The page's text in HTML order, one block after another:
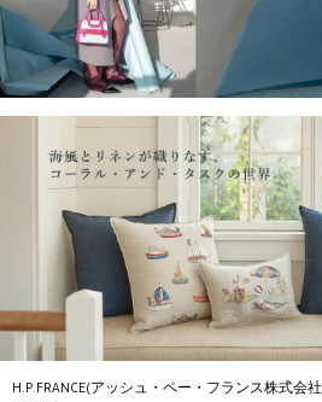
H.P.FRANCE(アッシュ・ペー・フランス株式会